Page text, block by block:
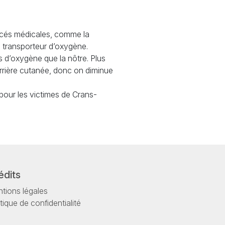
médicales, comme la
d’oxygène.
que la nôtre. Plus
cutanée, donc on diminue
les victimes de Crans-
légales
de confidentialité